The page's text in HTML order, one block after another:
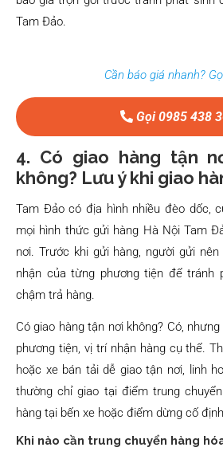
Tam Đảo.
Cần báo giá nhanh?
Gọi 0985 438
4. Có giao hàng tận
không? Lưu ý khi giao
Tam Đảo có địa hình nhiều đèo dốc,
mọi hình thức gửi hàng Hà Nội Tam
nơi. Trước khi gửi hàng, người gửi
nhận của từng phương tiện để tránh
chậm trả hàng.
Có giao hàng tận nơi không? Có,
phương tiện, vị trí nhận hàng cụ thể.
hoặc xe bán tải dễ giao tận nơi, linh
thường chỉ giao tại điểm trung
hàng tại bến xe hoặc điểm dừng cố
Khi nào cần trung chuyển hàng